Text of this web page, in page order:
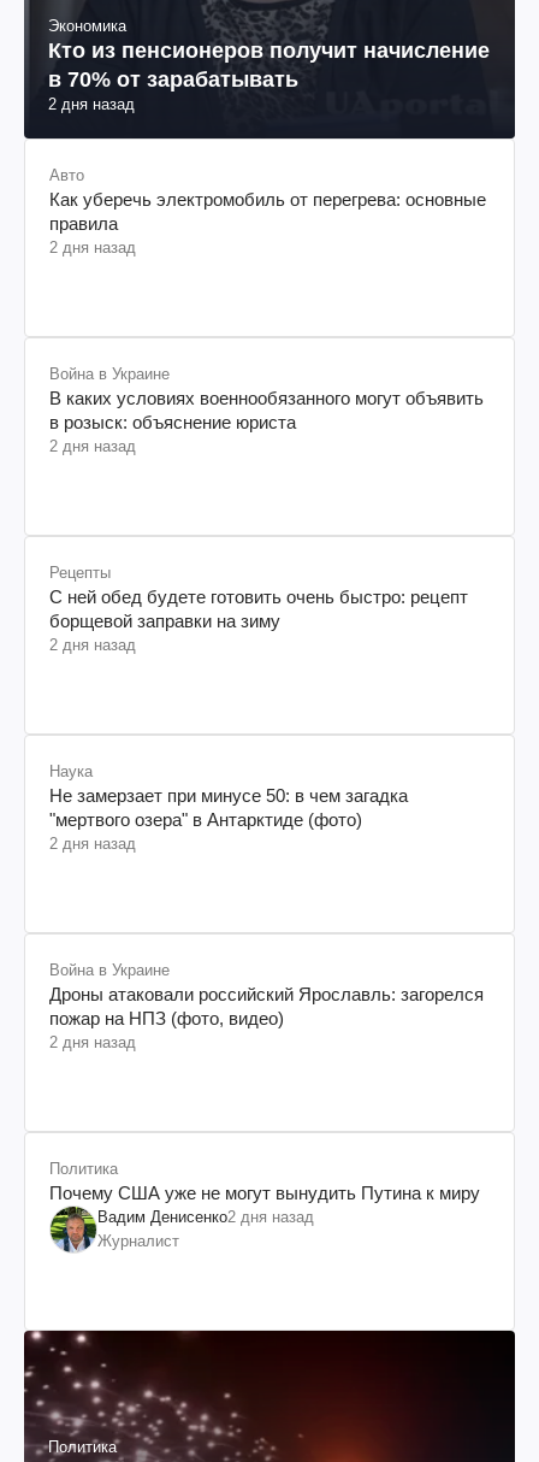
Экономика
Кто из пенсионеров получит начисление
в 70% от зарабатывать
2 дня назад
Авто
Как уберечь электромобиль от перегрева: основные
правила
2 дня назад
Война в Украине
В каких условиях военнообязанного могут объявить
в розыск: объяснение юриста
2 дня назад
Рецепты
С ней обед будете готовить очень быстро: рецепт
борщевой заправки на зиму
2 дня назад
Наука
Не замерзает при минусе 50: в чем загадка
"мертвого озера" в Антарктиде (фото)
2 дня назад
Война в Украине
Дроны атаковали российский Ярославль: загорелся
пожар на НПЗ (фото, видео)
2 дня назад
Политика
Почему США уже не могут вынудить Путина к миру
Вадим Денисенко2 дня назад
Журналист
Политика